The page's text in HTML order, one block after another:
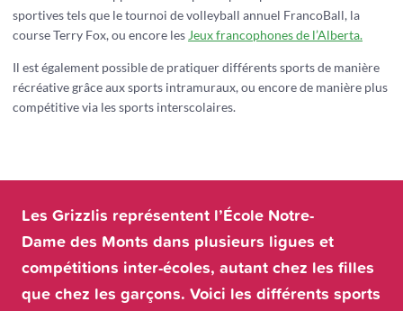
sportives tels que le tournoi de volleyball annuel FrancoBall, la
course Terry Fox, ou encore les Jeux francophones de l’Alberta.
Il est également possible de pratiquer différents sports de manière
récréative grâce aux sports intramuraux, ou encore de manière plus
compétitive via les sports interscolaires.
Les Grizzlis représentent l’École Notre-
Dame des Monts dans plusieurs ligues et
compétitions inter-écoles, autant chez les filles
que chez les garçons. Voici les différents sports